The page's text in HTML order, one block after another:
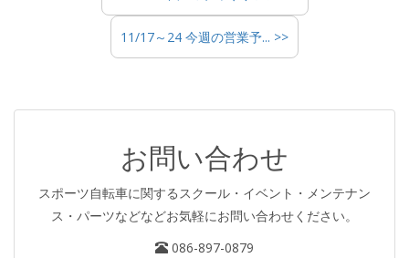
11/17～24 今週の営業予... >>
お問い合わせ
スポーツ自転車に関するスクール・イベント・メンテナン
ス・パーツなどなどお気軽にお問い合わせください。
086-897-0879